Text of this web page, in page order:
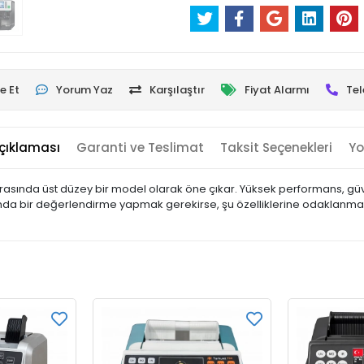
Et Yorum Yaz Karşılaştır Fiyat Alarmı
Garanti ve Teslimat Taksit Seçenekleri
üst düzey bir model olarak öne çıkar. Yüksek performans,
bir değerlendirme yapmak gerekirse, şu özelliklerine